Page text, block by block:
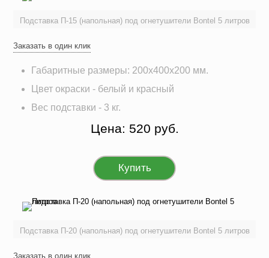
Подставка П-15 (напольная) под огнетушители Bontel 5 литров
Заказать в один клик
Габаритные размеры: 200х400х200 мм.
Цвет окраски - белый и красный
Вес подставки - 3 кг.
Цена: 520 руб.
Купить
Подставка П-20 (напольная) под огнетушители Bontel 5 литров
Заказать в один клик